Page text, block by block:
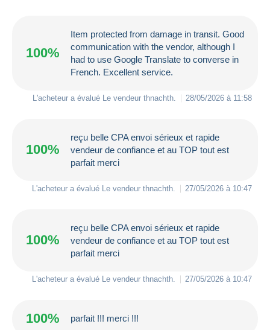
100%
Item protected from damage in transit. Good
communication with the vendor, although I
had to use Google Translate to converse in
French. Excellent service.
L'acheteur a évalué Le vendeur thnachth 28/05/2026 à 11:58
100%
reçu belle CPA envoi sérieux et rapide
vendeur de confiance et au TOP tout est
parfait merci
L'acheteur a évalué Le vendeur thnachth 27/05/2026 à 10:47
100%
reçu belle CPA envoi sérieux et rapide
vendeur de confiance et au TOP tout est
parfait merci
L'acheteur a évalué Le vendeur thnachth 27/05/2026 à 10:47
100% parfait !!! merci !!!